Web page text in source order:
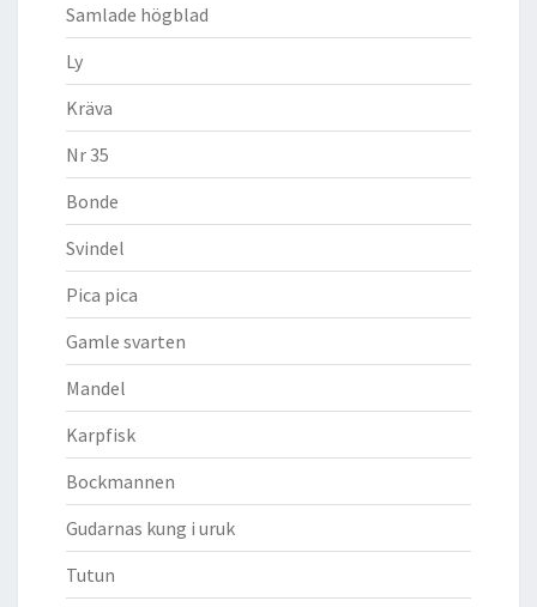
Samlade högblad
Ly
Kräva
Nr 35
Bonde
Svindel
Pica pica
Gamle svarten
Mandel
Karpfisk
Bockmannen
Gudarnas kung i uruk
Tutun